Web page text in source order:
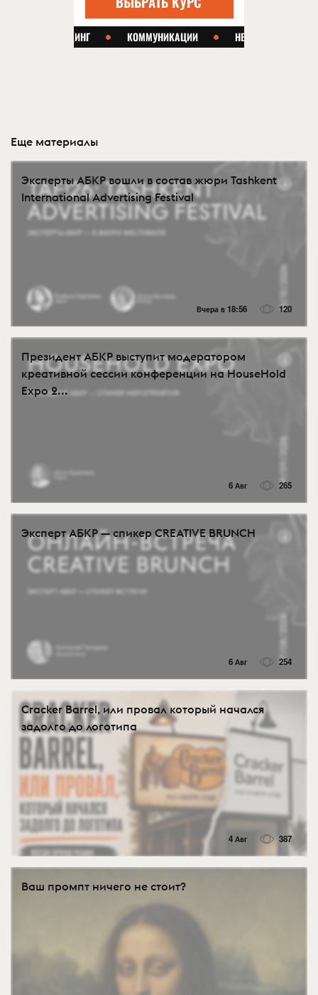
Еще материалы
Эксперты АБКР вошли в состав жюри Tashkent
International Advertising Festival
Вчера в 18:56 120
Президент АБКР выступит модератором
креативной сессии конференции на HouseHold
Expo 2...
6 Авг 265
Эксперт АБКР — спикер CREATIVE BRUNCH
6 Авг 254
Cracker Barrel, или провал который начался
задолго до логотипа
4 Авг 387
Ваш промпт ничего не стоит?